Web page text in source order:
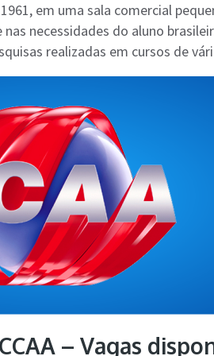
em uma sala comercial
necessidades do aluno
realizadas em cursos de
– Vagas